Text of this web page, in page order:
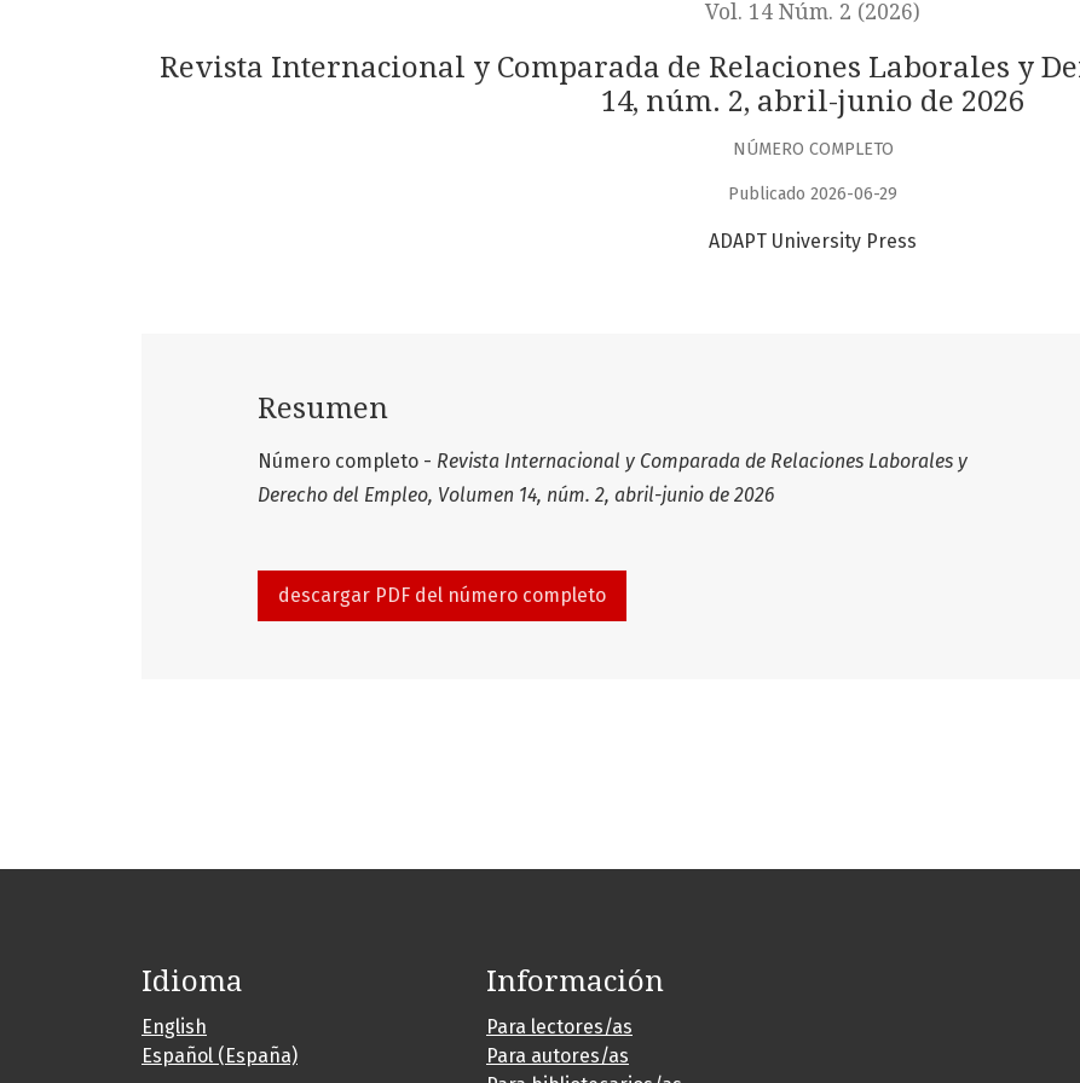
Vol. 14 Núm. 2 (2026)
Revista Internacional y Comparada de Relaciones Laborales y
14, núm. 2, abril-junio de 2026
NÚMERO COMPLETO
Publicado 2026-06-29
ADAPT University Press
Resumen
Número completo - Revista Internacional y Comparada de Relaciones Laborales y
Derecho del Empleo, Volumen 14, núm. 2, abril-junio de 2026
descargar PDF del número completo
Idioma
English
Español (España)
Información
Para lectores/as
Para autores/as